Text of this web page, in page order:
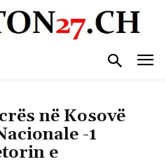
në Kosovë
-1
e